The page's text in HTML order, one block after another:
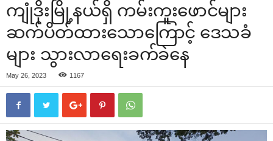
ကျုံဒိုးမြို့နယ်ရှိ ကမ်းကူးဖောင်များ
ဆက်ပိတ်ထားသောကြောင့် ဒေသခံ
များ သွားလာရေးခက်ခဲနေ
May 26, 2023 1167